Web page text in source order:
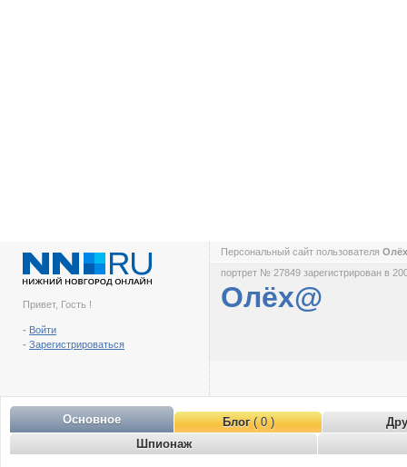
Привет, Гость !
- Войти
- Зарегистрироваться
Персональный сайт пользователя
портрет № 27849 зарегистрирован в
Олёх@
Основное Блог( 0 )
Шпионаж